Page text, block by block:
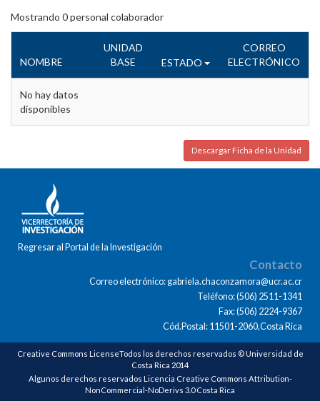
Mostrando 0personal colaborador
NOMBRE
UNIDAD
BASE
ESTADO
CORREO
ELECTRÓNICO
No hay datos
disponibles
Descargar Ficha de la Unidad
Regresar al Portal de la Investigación
Contacto
Correo electrónico: gabriela.chaconzamora@ucr.ac.cr
Teléfono: (506) 2511-1341
Fax: (506) 2224-9367
Cód.Postal: 11501-2060,Costa Rica
Creative Commons LicenseTodos los derechos reservados © Universidad de
Costa Rica 2014
Algunos derechos reservados Licencia Creative Commons Attribution-
NonCommercial-NoDerivs 3.0 Costa Rica